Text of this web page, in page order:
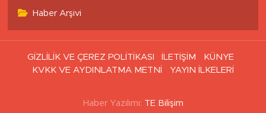
Haber Arşivi
GİZLİLİK VE ÇEREZ POLİTİKASI İLETİŞİM
KÜNYE
KVKK VE AYDINLATMA METNİ
YAYIN İLKELERİ
Haber Yazılımı: TE Bilişim